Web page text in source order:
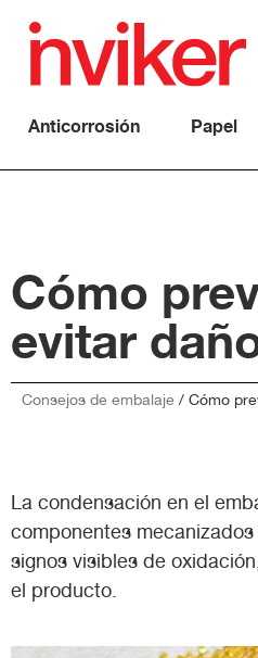
Anticorrosión Papel
Cómo
evitar
Consejos de embalaje / Cómo
La condensación en el
componentes
signos visibles de
el producto.